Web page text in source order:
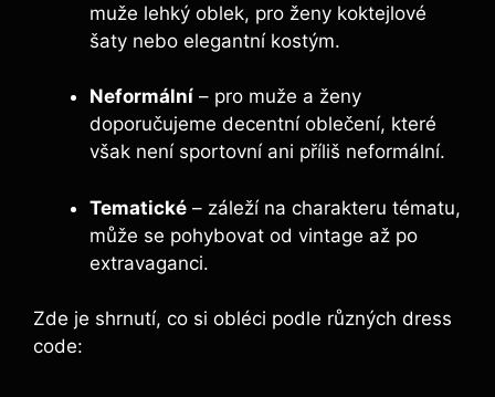
muže lehký oblek, pro ženy koktejlové
šaty nebo elegantní kostým.
Neformální – pro muže a ženy
doporučujeme decentní oblečení, které
však není sportovní ani příliš neformální.
Tematické – záleží na charakteru tématu,
může se pohybovat od vintage až po
extravaganci.
Zde je shrnutí, co si obléci podle různých dress
code: